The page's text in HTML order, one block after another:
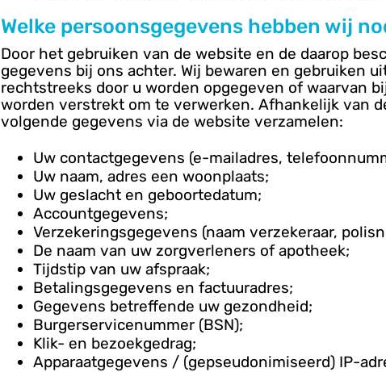
Welke persoonsgegevens hebben wij
Door het gebruiken van de website en de daarop
gegevens bij ons achter. Wij bewaren en gebruiken
rechtstreeks door u worden opgegeven of waarvan
worden verstrekt om te verwerken. Afhankelijk van
volgende gegevens via de website verzamelen:
Uw contactgegevens (e-mailadres,
Uw naam, adres een woonplaats;
Uw geslacht en geboortedatum;
Accountgegevens;
Verzekeringsgegevens (naam verzekeraar,
De naam van uw zorgverleners of apotheek;
Tijdstip van uw afspraak;
Betalingsgegevens en factuuradres;
Gegevens betreffende uw gezondheid;
Burgerservicenummer (BSN);
Klik- en bezoekgedrag;
Apparaatgegevens / (gepseudonimiseerd) IP-